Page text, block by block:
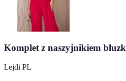
Komplet z naszyjnikiem
Lejdi PL